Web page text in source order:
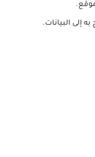
إلى البيانات.